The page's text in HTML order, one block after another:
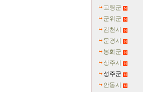
고령군
군위군
김천시
문경시
봉화군
상주시
성주군
안동시